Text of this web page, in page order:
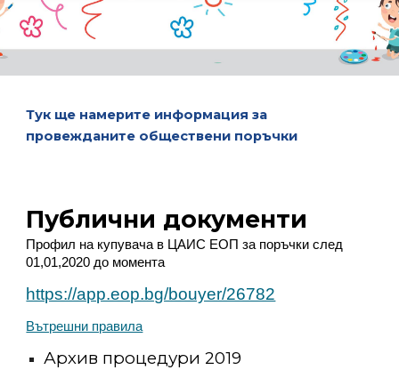
Тук ще намерите информация за
провежданите обществени поръчки
Публични документи
Профил на купувача в ЦАИС ЕОП за поръчки след
01,01,2020 до момента
https://app.eop.bg/bouyer/26782
Вътрешни правила
Архив процедури 2019